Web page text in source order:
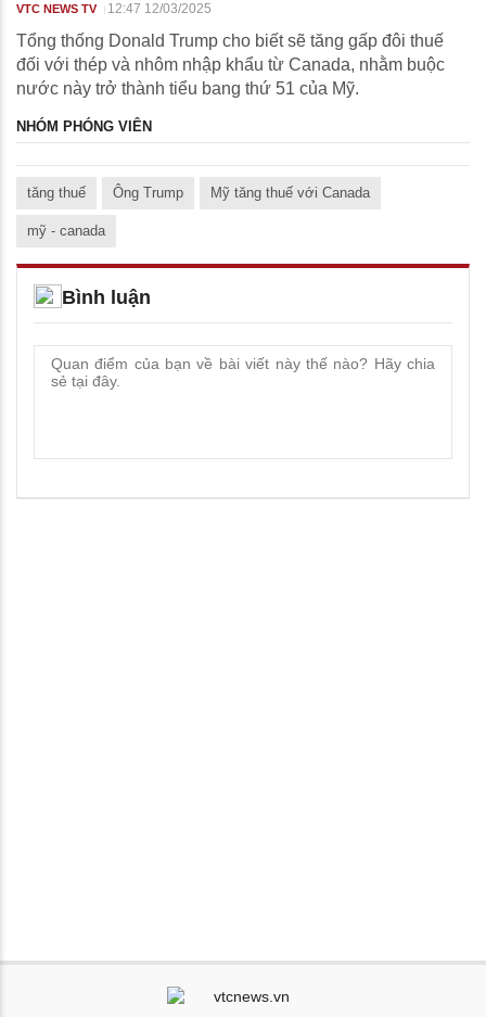
VTC NEWS TV 12:47 12/03/2025
Tổng thống Donald Trump cho biết sẽ tăng gấp đôi thuế
đối với thép và nhôm nhập khẩu từ Canada, nhằm buộc
nước này trở thành tiểu bang thứ 51 của Mỹ.
NHÓM PHÓNG VIÊN
tăng thuế Ông Trump Mỹ tăng thuế với Canada
mỹ - canada
Bình luận